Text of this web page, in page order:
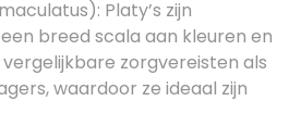
Platy’s zijn
breed scala aan kleuren en
zorgvereisten als
waardoor ze ideaal zijn